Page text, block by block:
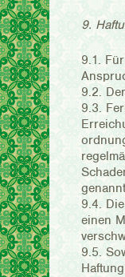
9.
9.1.
9.2.
9.3.
9.4.
einen
9.5.